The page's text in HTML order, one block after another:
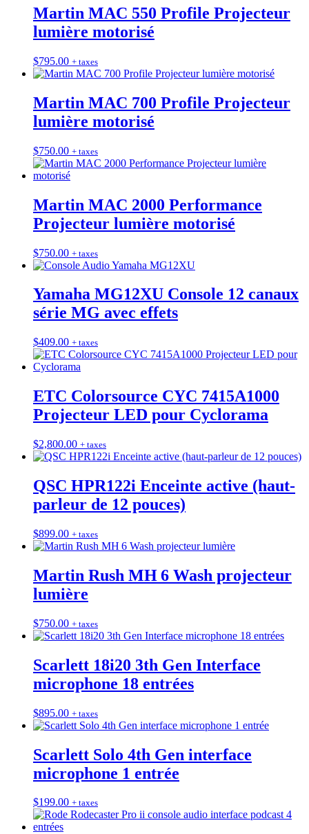
Martin MAC 550 Profile Projecteur
lumière motorisé
$795.00 + taxes
Martin MAC 700 Profile Projecteur
lumière motorisé
$750.00 + taxes
Martin MAC 2000 Performance
Projecteur lumière motorisé
$750.00 + taxes
Yamaha MG12XU Console 12 canaux
série MG avec effets
$409.00 + taxes
ETC Colorsource CYC 7415A1000
Projecteur LED pour Cyclorama
$2,800.00 + taxes
QSC HPR122i Enceinte active (haut-
parleur de 12 pouces)
$899.00 + taxes
Martin Rush MH 6 Wash projecteur
lumière
$750.00 + taxes
Scarlett 18i20 3th Gen Interface
microphone 18 entrées
$895.00 + taxes
Scarlett Solo 4th Gen interface
microphone 1 entrée
$199.00 + taxes